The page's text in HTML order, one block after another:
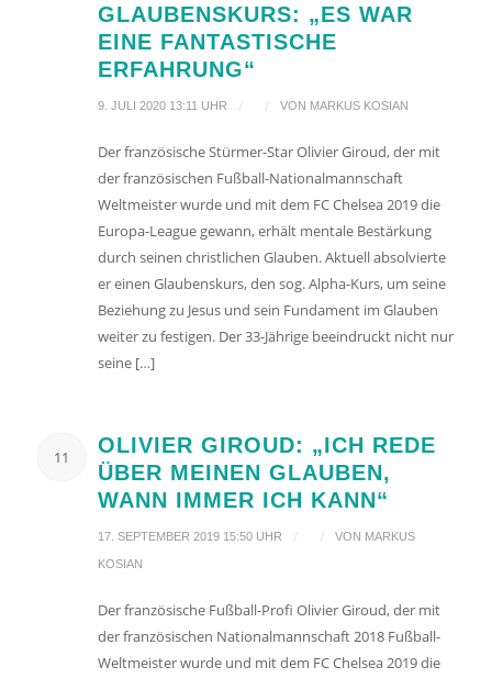
GLAUBENSKURS: „ES WAR
EINE FANTASTISCHE
ERFAHRUNG“
9. JULI 2020 13:11 UHR / / VON MARKUS KOSIAN
Der französische Stürmer-Star Olivier Giroud, der mit
der französischen Fußball-Nationalmannschaft
Weltmeister wurde und mit dem FC Chelsea 2019 die
Europa-League gewann, erhält mentale Bestärkung
durch seinen christlichen Glauben. Aktuell absolvierte
er einen Glaubenskurs, den sog. Alpha-Kurs, um seine
Beziehung zu Jesus und sein Fundament im Glauben
weiter zu festigen. Der 33-Jährige beeindruckt nicht nur
seine […]
11
OLIVIER GIROUD: „ICH REDE
ÜBER MEINEN GLAUBEN,
WANN IMMER ICH KANN“
17. SEPTEMBER 2019 15:50 UHR / / VON MARKUS
KOSIAN
Der französische Fußball-Profi Olivier Giroud, der mit
der französischen Nationalmannschaft 2018 Fußball-
Weltmeister wurde und mit dem FC Chelsea 2019 die